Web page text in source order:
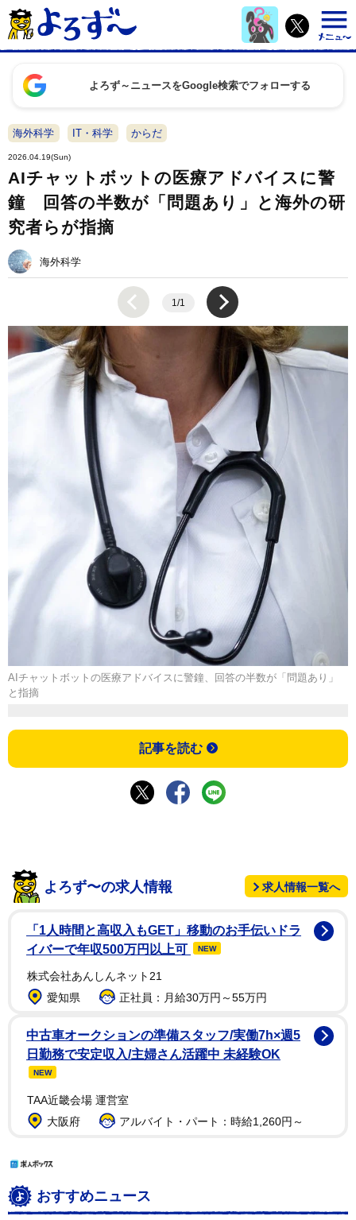
よろず～ニュースをGoogle検索でフォローする
海外科学 IT・科学 からだ
2026.04.19(Sun)
AIチャットボットの医療アドバイスに警
鐘 回答の半数が「問題あり」と海外の研
究者らが指摘
海外科学
1/1
AIチャットボットの医療アドバイスに警鐘、回答の半数が「問題あり」
と指摘
記事を読む
よろず〜の求人情報 求人情報一覧へ
「1人時間と高収入もGET」移動のお手伝いドラ
イバーで年収500万円以上可
NEW
株式会社あんしんネット21
愛知県
正社員：月給30万円～55万円
中古車オークションの準備スタッフ/実働7h×週5
日勤務で安定収入/主婦さん活躍中 未経験OK
NEW
TAA近畿会場 運営室
大阪府
アルバイト・パート：時給1,260円～
おすすめニュース